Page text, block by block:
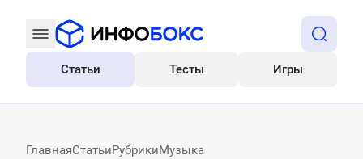
Все
Статьи Тесты Игры
ГлавнаяСтатьиРубрикиМузыка